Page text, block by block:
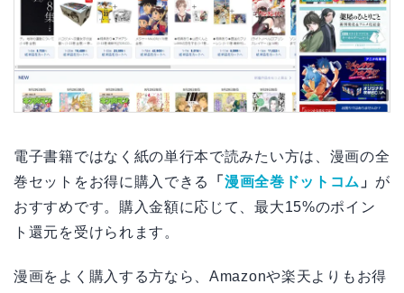
電子書籍ではなく紙の単行本で読みたい方は、漫画の全
巻セットをお得に購入できる
「 漫画全巻ドットコム 」 が
おすすめです。購入金額に応じて、最大15%のポイン
ト還元を受けられます。
漫画をよく購入する方なら、Amazonや楽天よりもお得